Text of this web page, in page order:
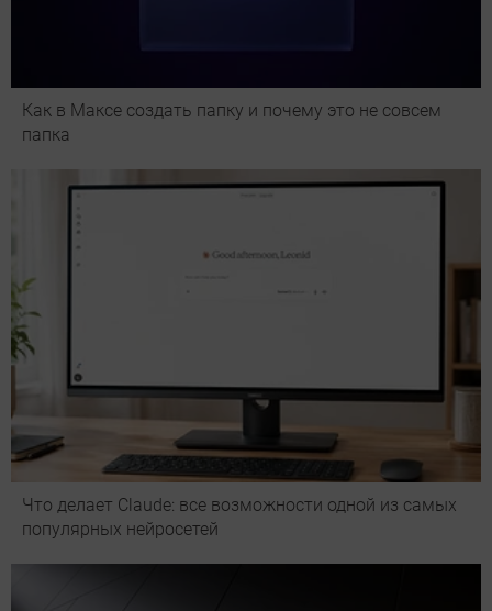
Как в Максе создать папку и почему это не совсем
папка
Что делает Сlaude: все возможности одной из самых
популярных нейросетей